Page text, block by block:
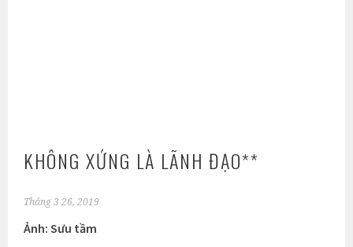
KHÔNG XỨNG LÀ LÃNH ĐẠO**
Tháng 3 26, 2019
Ảnh: Sưu tầm